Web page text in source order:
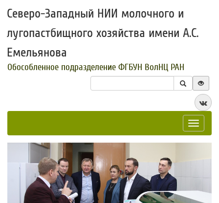
Северо-Западный НИИ молочного и
лугопастбищного хозяйства имени А.С.
Емельянова
Обособленное подразделение ФГБУН ВолНЦ РАН
Toggle